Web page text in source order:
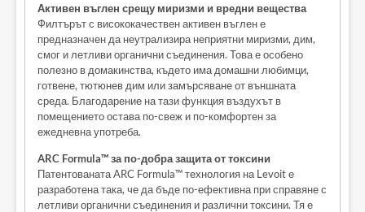
Активен въглен срещу миризми и вредни вещества
Филтърът с висококачествен активен въглен е
предназначен да неутрализира неприятни миризми, дим,
смог и летливи органични съединения. Това е особено
полезно в домакинства, където има домашни любимци,
готвене, тютюнев дим или замърсяване от външната
среда. Благодарение на тази функция въздухът в
помещението остава по-свеж и по-комфортен за
ежедневна употреба.
ARC Formula™ за по-добра защита от токсини
Патентованата ARC Formula™ технология на Levoit е
разработена така, че да бъде по-ефективна при справяне с
летливи органични съединения и различни токсини. Тя е